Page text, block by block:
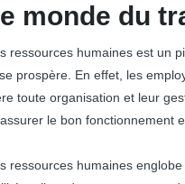
monde du
ressources humaines est un
prospère. En effet, les
toute organisation et leur
le bon fonctionnement
ressources humaines